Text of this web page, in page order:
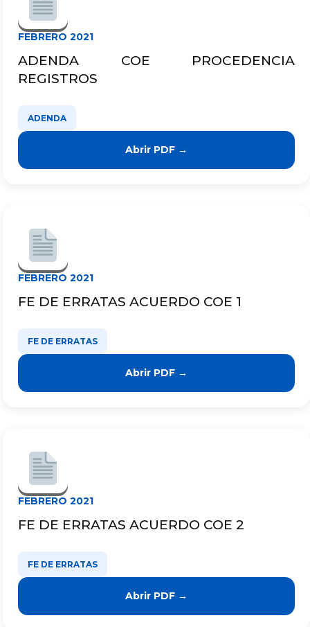
FEBRERO 2021
ADENDA COE PROCEDENCIA
REGISTROS
ADENDA
Abrir PDF →
FEBRERO 2021
FE DE ERRATAS ACUERDO COE 1
FE DE ERRATAS
Abrir PDF →
FEBRERO 2021
FE DE ERRATAS ACUERDO COE 2
FE DE ERRATAS
Abrir PDF →